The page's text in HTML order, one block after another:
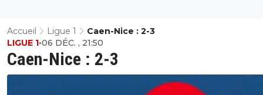
Accueil Ligue 1 Caen-Nice : 2-3
Caen-Nice : 2-3
LIGUE 1•06 DÉC. , 21:50